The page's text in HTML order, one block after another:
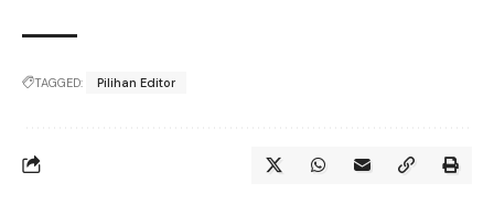
TAGGED: Pilihan Editor